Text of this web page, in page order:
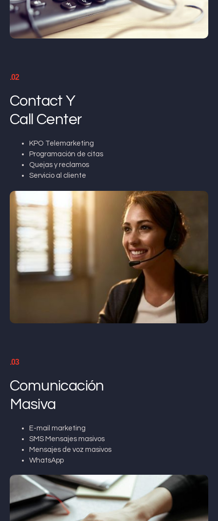
.02
Contact Y
Call Center
KPO Telemarketing
Programación de citas
Quejas y reclamos
Servicio al cliente
.03
Comunicación
Masiva
E-mail marketing
SMS Mensajes masivos
Mensajes de voz masivos
WhatsApp